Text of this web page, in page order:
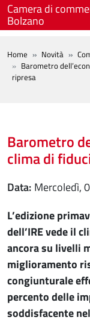
Salta al contenuto
Camera di
Bolzano
Home Novità
Barometro
ripresa
Barometro
clima di
Data
L’edizione
dell’IRE vede il
ancora su livelli
miglioramento
congiunturale
percento delle
soddisfacente